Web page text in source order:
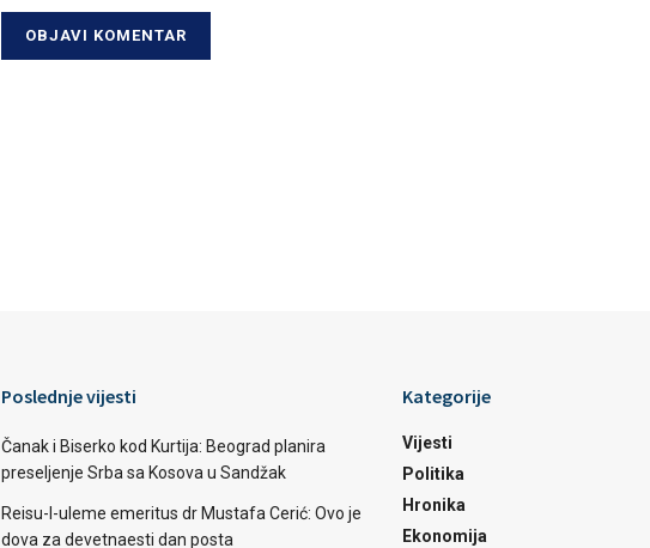
Poslednje vijesti
Čanak i Biserko kod Kurtija: Beograd planira
preseljenje Srba sa Kosova u Sandžak
Reisu-l-uleme emeritus dr Mustafa Cerić: Ovo je
dova za devetnaesti dan posta
Kategorije
Vijesti
Politika
Hronika
Ekonomija